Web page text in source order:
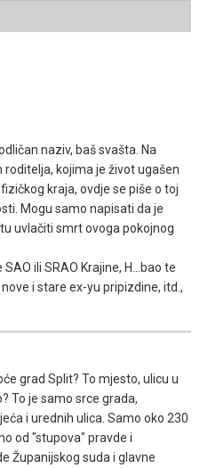
naziv, baš svašta. Na
kojima je život ugašen
kraja, ovdje se piše o toj
Mogu samo napisati da je
uvlačiti smrt ovoga pokojnog
ili SRAO Krajine, H...bao te
i stare ex-yu pripizdine, itd.,
grad Split? To mjesto, ulicu u
To je samo srce grada,
i urednih ulica. Samo oko 230
od "stupova" pravde i
Županijskog suda i glavne